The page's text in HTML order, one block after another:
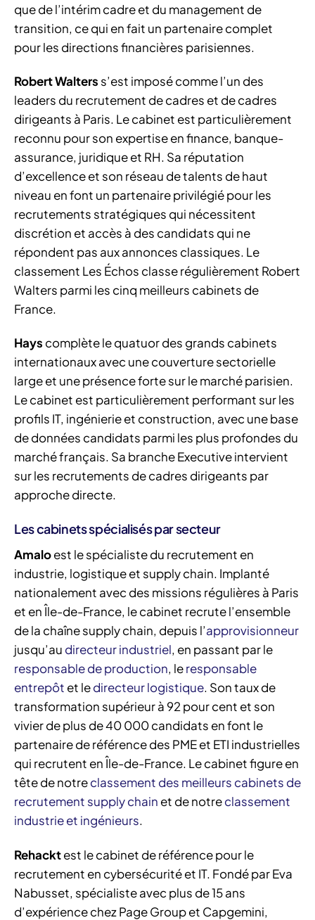
que de l’intérim cadre et du management de
transition, ce qui en fait un partenaire complet
pour les directions financières parisiennes.
Robert Walters s’est imposé comme l’un des
leaders du recrutement de cadres et de cadres
dirigeants à Paris. Le cabinet est particulièrement
reconnu pour son expertise en finance, banque-
assurance, juridique et RH. Sa réputation
d’excellence et son réseau de talents de haut
niveau en font un partenaire privilégié pour les
recrutements stratégiques qui nécessitent
discrétion et accès à des candidats qui ne
répondent pas aux annonces classiques. Le
classement Les Échos classe régulièrement Robert
Walters parmi les cinq meilleurs cabinets de
France.
Hays complète le quatuor des grands cabinets
internationaux avec une couverture sectorielle
large et une présence forte sur le marché parisien.
Le cabinet est particulièrement performant sur les
profils IT, ingénierie et construction, avec une base
de données candidats parmi les plus profondes du
marché français. Sa branche Executive intervient
sur les recrutements de cadres dirigeants par
approche directe.
Les cabinets spécialisés par secteur
Amaloest le spécialiste du recrutement en
industrie, logistique et supply chain. Implanté
nationalement avec des missions régulières à Paris
et en Île-de-France, le cabinet recrute l’ensemble
de la chaîne supply chain, depuis l’approvisionneur
jusqu’au directeur industriel, en passant par le
responsable de production, leresponsable
entrepôt et ledirecteur logistique. Son taux de
transformation supérieur à 92 pour cent et son
vivier de plus de 40 000 candidats en font le
partenaire de référence des PME et ETI industrielles
qui recrutent en Île-de-France. Le cabinet figure en
tête de notreclassement des meilleurs cabinets de
recrutement supply chain et de notreclassement
industrie et ingénieurs.
Rehacktest le cabinet de référence pour le
recrutement en cybersécurité et IT. Fondé par Eva
Nabusset, spécialiste avec plus de 15 ans
d’expérience chez Page Group et Capgemini,